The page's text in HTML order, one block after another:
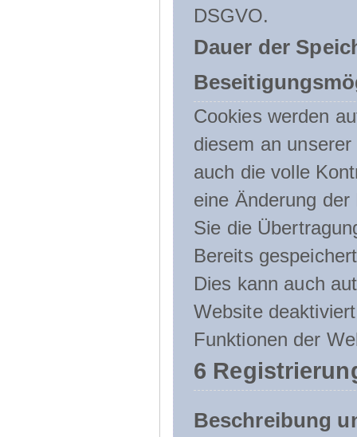
DSGVO.
Dauer der
Cookies werden
diesem an
auch die volle
eine Änderung
Sie die
Bereits
Dies kann auch
Website
Funktionen der
6
Beschreibung